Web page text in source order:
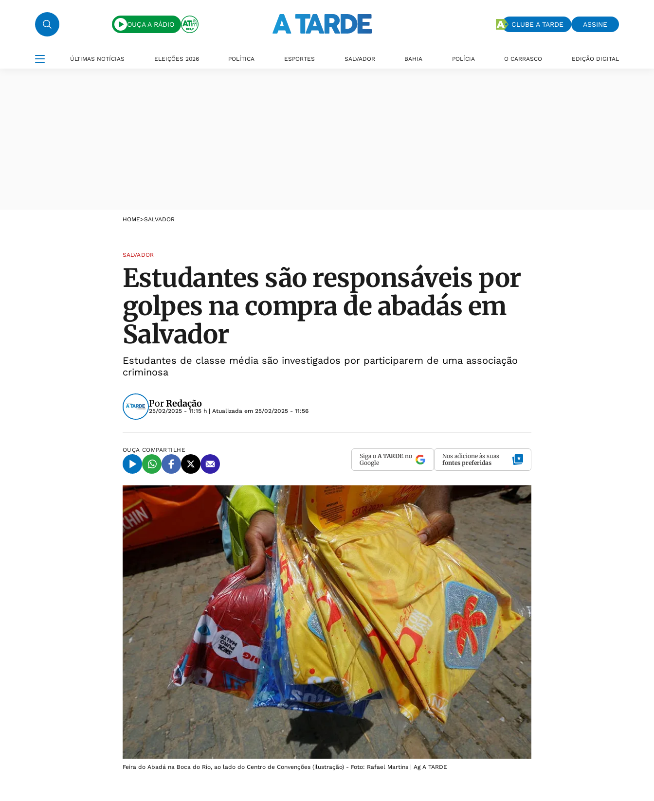
OUÇA A RÁDIO CLUBE A TARDE ASSINE
ÚLTIMAS NOTÍCIAS ELEIÇÕES 2026 POLÍTICA ESPORTES SALVADOR BAHIA POLÍCIA O CARRASCO EDIÇÃO DIGITAL
HOME>SALVADOR
SALVADOR
Estudantes são responsáveis por
golpes na compra de abadás em
Salvador
Estudantes de classe média são investigados por participarem de uma associação
criminosa
PorRedação
25/02/2025 - 11:15 h | Atualizada em 25/02/2025 - 11:56
OUÇA COMPARTILHE
Siga o A TARDE no
Google
Nos adicione às suas
fontes preferidas
Feira do Abadá na Boca do Rio, ao lado do Centro de Convenções (ilustração) - Foto: Rafael Martins | Ag A TARDE